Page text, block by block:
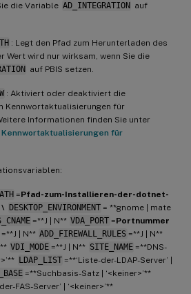
die Variable AD_INTEGRATION auf
: Legt den Pfad zum Herunterladen des
Wert wird nur wirksam, wenn Sie die
auf PBIS setzen.
: Aktiviert oder deaktiviert die
Kennwortaktualisierungen für
Informationen finden Sie unter
für
=Pfad-zum-Installieren-der-dotnet-
\ DESKTOP_ENVIRONMENT = **gnome | mate
=**J | N** VDA_PORT =Portnummer
=**J | N** ADD_FIREWALL_RULES =**J | N**
VDI_MODE =**J | N** SITE_NAME =**DNS-
LDAP_LIST =**‘Liste-der-LDAP-Server’ |
=**Suchbasis-Satz | ‘<keiner>’**
FAS-Server’ | ‘<keiner>’**